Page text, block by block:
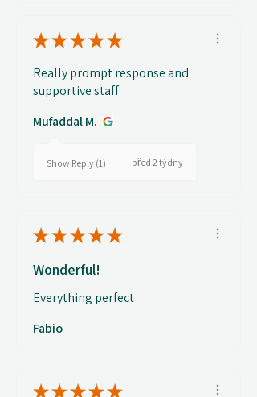
★★★★★
Really prompt response and
supportive staff
Mufaddal M.
Show Reply (1) před 2 týdny
★★★★★
Wonderful!
Everything perfect
Fabio
★★★★★